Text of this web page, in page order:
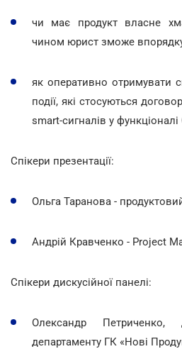
чи має продукт власне
чином юрист зможе
як оперативно отримувати
події, які стосуються
smart-сигналів у
Спікери презентації:
Ольга Таранова -
Андрій Кравченко - Project
Спікери дискусійної панелі:
Олександр Петриченко,
департаменту ГК «Нові